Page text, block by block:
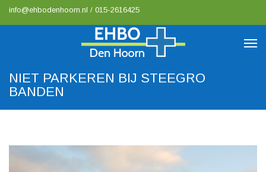
info@ehbodenhoorn.nl / 015-2616425
NIET PARKEREN BIJ STEEGRO
BANDEN